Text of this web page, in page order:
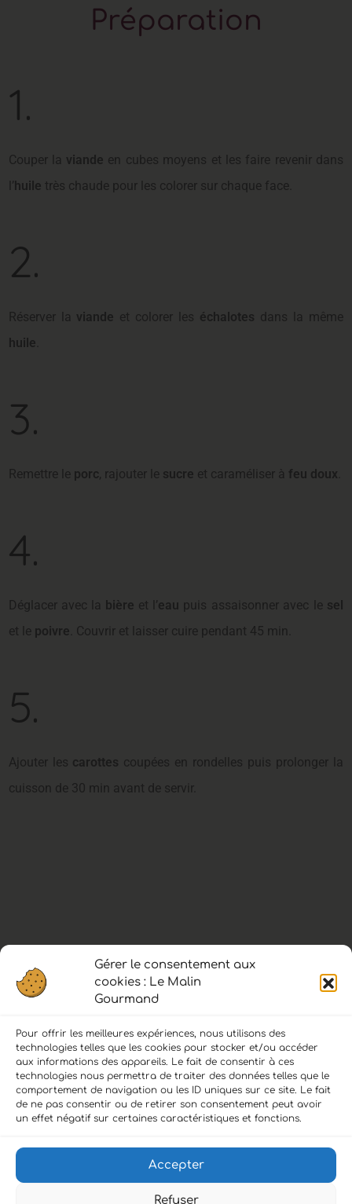
Gérer le consentement aux
cookies : Le Malin
Gourmand
Pour offrir les meilleures expériences, nous utilisons des
technologies telles que les cookies pour stocker et/ou accéder
aux informations des appareils. Le fait de consentir à ces
technologies nous permettra de traiter des données telles que le
comportement de navigation ou les ID uniques sur ce site. Le fait
de ne pas consentir ou de retirer son consentement peut avoir
un effet négatif sur certaines caractéristiques et fonctions.
Accepter
Refuser
Préparation
1.
Couper la viande en cubes moyens et les faire revenir dans
l’huile très chaude pour les colorer sur chaque face.
2.
Réserver la viande et colorer les échalotes dans la même
huile
3.
Remettre le porc, rajouter le sucre et caraméliser à feu doux
4.
Déglacer avec la bière et l’eau puis assaisonner avec le sel
et le poivre . Couvrir et laisser cuire pendant 45 min.
5.
Ajouter les carottes coupées en rondelles puis prolonger la
cuisson de 30 min avant de servir.
– L’abus d’alcool est dangereux pour la
santé, à consommer avec modération. –
LIENS :
Accueil
Politique de confidentialité